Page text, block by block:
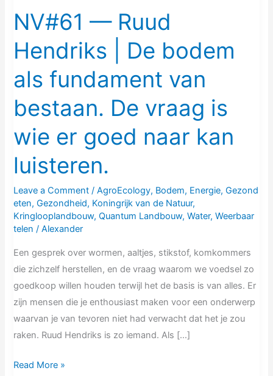
NV#61 — Ruud
Hendriks | De bodem
als fundament van
bestaan. De vraag is
wie er goed naar kan
luisteren.
Leave a Comment /AgroEcology, Bodem, Energie,Gezond
eten,Gezondheid, Koningrijk van de Natuur,
Kringlooplandbouw,Quantum Landbouw,Water,Weerbaar
telen /Alexander
Een gesprek over wormen, aaltjes, stikstof, komkommers
die zichzelf herstellen, en de vraag waarom we voedsel zo
goedkoop willen houden terwijl het de basis is van alles. Er
zijn mensen die je enthousiast maken voor een onderwerp
waarvan je van tevoren niet had verwacht dat het je zou
raken. Ruud Hendriks is zo iemand. Als […]
van
bestaan.
De
vraag
is
er
goed
naar
kan
luisteren.
Read More »